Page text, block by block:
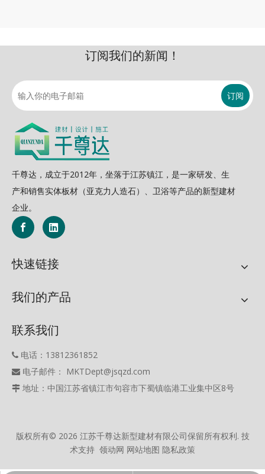
订阅我们的新闻！
订阅
千尊达，成立于2012年，坐落于江苏镇江，是一家研发、生
产和销售实体板材（亚克力人造石）、卫浴等产品的新型建材
企业。
快速链接
我们的产品
联系我们
 电话：13812361852
 电子邮件： MKTDept@jsqzd.com
 地址：中国江苏省镇江市句容市下蜀镇临港工业集中区8号
版权所有© 2026 江苏千尊达新型建材有限公司保留所有权利. 技
术支持 领动网 网站地图 隐私政策